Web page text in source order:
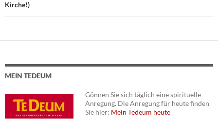
Kirche!)
MEIN TEDEUM
Gönnen Sie sich täglich eine spirituelle
Anregung. Die Anregung für heute finden
Sie hier: Mein Tedeum heute